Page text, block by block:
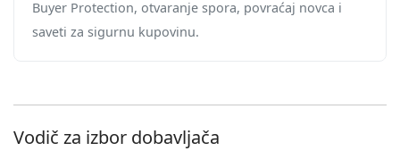
Buyer Protection, otvaranje spora, povraćaj novca i
saveti za sigurnu kupovinu.
Vodič za izbor dobavljača